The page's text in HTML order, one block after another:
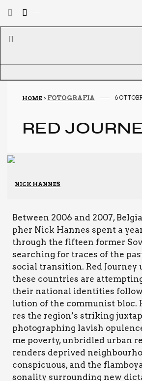
HOME > FOTOGRAFIA 6
RED
NICK HANNES
Bet­ween 2006 and 2007,
pher Nick Han­nes spent a
throu­gh the fif­teen for­mer
sear­ching for tra­ces of the
social tran­si­tion. Red Jour­ney
the­se coun­tries are
their natio­nal iden­ti­ties
lu­tion of the com­mu­ni­st bloc.
res the region’s stri­king
pho­to­gra­phing lavish
me pover­ty, unbrid­led urban
ren­ders depri­ved
con­spi­cuous, and the
so­na­li­ty sur­roun­ding new